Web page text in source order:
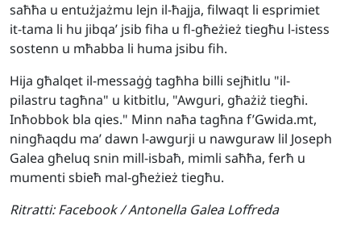
saħħa u entużjażmu lejn il-ħajja, filwaqt li esprimiet
it-tama li hu jibqa’ jsib fiha u fl-għeżież tiegħu l-istess
sostenn u mħabba li huma jsibu fih.
Hija għalqet il-messaġġ tagħha billi sejħitlu "il-
pilastru tagħna" u kitbitlu, "Awguri, għażiż tiegħi.
Inħobbok bla qies." Minn naħa tagħna f’Gwida.mt,
ningħaqdu ma’ dawn l-awgurji u nawguraw lil Joseph
Galea għeluq snin mill-isbaħ, mimli saħħa, ferħ u
mumenti sbieħ mal-għeżież tiegħu.
Ritratti: Facebook / Antonella Galea Loffreda